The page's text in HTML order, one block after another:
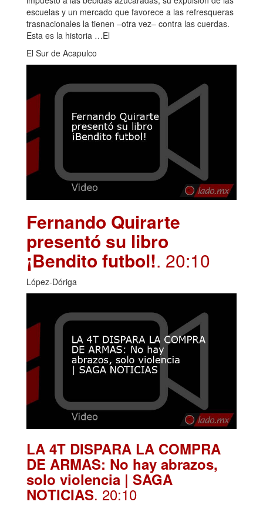
escuelas y un mercado que favorece a las refresqueras
trasnacionales la tienen –otra vez– contra las cuerdas.
Esta es la historia …El
El Sur de Acapulco
Fernando Quirarte
presentó su libro
¡Bendito futbol!. 20:10
López-Dóriga
LA 4T DISPARA LA COMPRA
DE ARMAS: No hay abrazos,
solo violencia | SAGA
NOTICIAS. 20:10